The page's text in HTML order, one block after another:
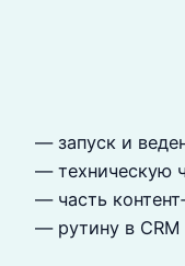
— запуск и
— техническую
— часть
— рутину в CRM